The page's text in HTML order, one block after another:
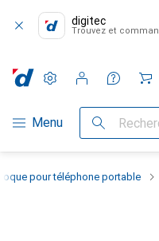
digitec
Trouvez et
Navigation par catégorie
Menu Recherche
Paramètres
Compte client
Listes de comparaison
Listes d'envies
Panier
pour téléphone portable